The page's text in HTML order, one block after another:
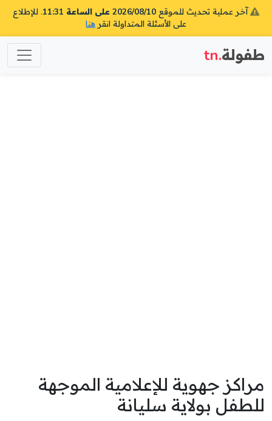
آخر عملية تحديث للموقع 2026/08/10 على الساعة 11:31
. للإطلاع
على الأسئلة المتداولة انقر هنا
طفولة.tn
مراكز جهوية للإعلامية الموجهة
للطفل بولاية سليانة